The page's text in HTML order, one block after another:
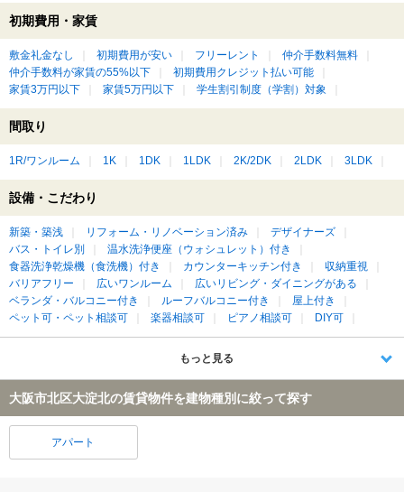
初期費用・家賃
敷金礼金なし 初期費用が安い フリーレント
仲介手数料無料
仲介手数料が家賃の55%以下
初期費用クレジット払い可能
家賃3万円以下
家賃5万円以下 学生割引制度（学割）対象
間取り
1R/ワンルーム 1K 1DK 1LDK 2K/2DK 2LDK 3LDK
設備・こだわり
新築・築浅 リフォーム・リノベーション済み
デザイナーズ
バス・トイレ別
温水洗浄便座（ウォシュレット）付き
食器洗浄乾燥機（食洗機）付き
カウンターキッチン付き
収納重視
バリアフリー
広いワンルーム
広いリビング・ダイニングがある
ベランダ・バルコニー付き
ルーフバルコニー付き
屋上付き
ペット可・ペット相談可
楽器相談可 ピアノ相談可 DIY可
もっと見る
大阪市北区大淀北の賃貸物件を建物種別に絞って探す
アパート